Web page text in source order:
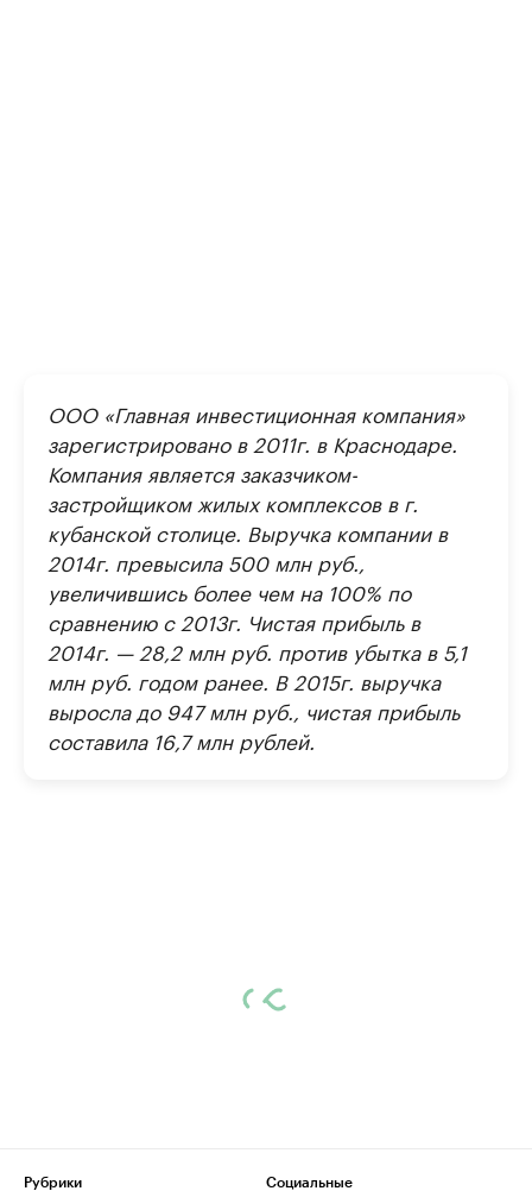
ООО «Главная инвестиционная компания»
зарегистрировано в 2011г. в Краснодаре.
Компания является заказчиком-
застройщиком жилых комплексов в г.
кубанской столице. Выручка компании в
2014г. превысила 500 млн руб.,
увеличившись более чем на 100% по
сравнению с 2013г. Чистая прибыль в
2014г. — 28,2 млн руб. против убытка в 5,1
млн руб. годом ранее. В 2015г. выручка
выросла до 947 млн руб., чистая прибыль
составила 16,7 млн рублей.
Рубрики
Социальные